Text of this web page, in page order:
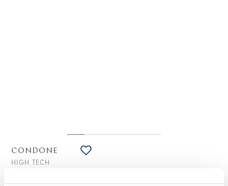
CONDONE
HIGH TECH